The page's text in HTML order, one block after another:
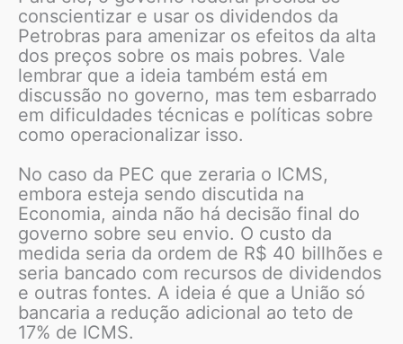
conscientizar e usar os dividendos da
Petrobras para amenizar os efeitos da alta
dos preços sobre os mais pobres. Vale
lembrar que a ideia também está em
discussão no governo, mas tem esbarrado
em dificuldades técnicas e políticas sobre
como operacionalizar isso.
No caso da PEC que zeraria o ICMS,
embora esteja sendo discutida na
Economia, ainda não há decisão final do
governo sobre seu envio. O custo da
medida seria da ordem de R$ 40 billhões e
seria bancado com recursos de dividendos
e outras fontes. A ideia é que a União só
bancaria a redução adicional ao teto de
17% de ICMS.